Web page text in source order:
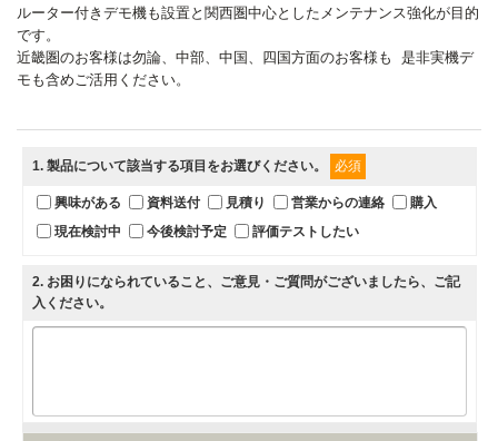
ルーター付きデモ機も設置と関西圏中心としたメンテナンス強化が目的
です。
近畿圏のお客様は勿論、中部、中国、四国方面のお客様も 是非実機デ
モも含めご活用ください。
1. 製品について該当する項目をお選びください。 必須
興味がある 資料送付 見積り 営業からの連絡
購入
現在検討中
今後検討予定 評価テストしたい
2. お困りになられていること、ご意見・ご質問がございましたら、ご記
入ください。